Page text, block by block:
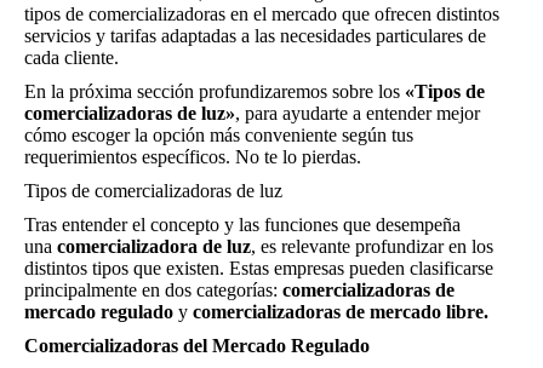
tipos de comercializadoras en el mercado que ofrecen distintos
servicios y tarifas adaptadas a las necesidades particulares de
cada cliente.
En la próxima sección profundizaremos sobre los «Tipos de
comercializadoras de luz», para ayudarte a entender mejor
cómo escoger la opción más conveniente según tus
requerimientos específicos. No te lo pierdas.
Tipos de comercializadoras de luz
Tras entender el concepto y las funciones que desempeña
una comercializadora de luz, es relevante profundizar en los
distintos tipos que existen. Estas empresas pueden clasificarse
principalmente en dos categorías: comercializadoras de
mercado regulado y comercializadoras de mercado libre.
Comercializadoras del Mercado Regulado